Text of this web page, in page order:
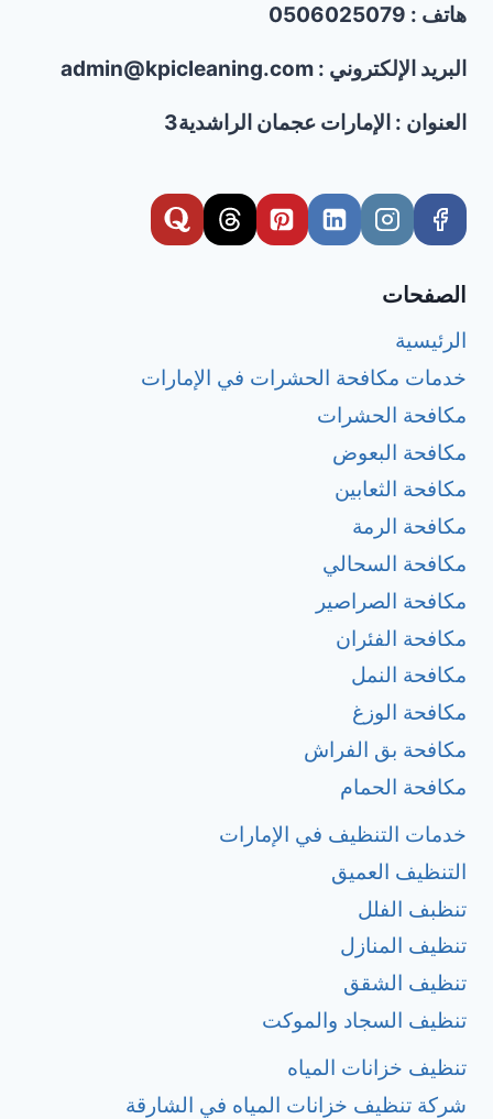
هاتف : 0506025079
البريد الإلكتروني : admin@kpicleaning.com
العنوان : الإمارات عجمان الراشدية3
الصفحات
الرئيسية
خدمات مكافحة الحشرات في الإمارات
مكافحة الحشرات
مكافحة البعوض
مكافحة الثعابين
مكافحة الرمة
مكافحة السحالي
مكافحة الصراصير
مكافحة الفئران
مكافحة النمل
مكافحة الوزغ
مكافحة بق الفراش
مكافحة الحمام
خدمات التنظيف في الإمارات
التنظيف العميق
تنظبف الفلل
تنظيف المنازل
تنظيف الشقق
تنظيف السجاد والموكت
تنظيف خزانات المياه
شركة تنظيف خزانات المياه في الشارقة